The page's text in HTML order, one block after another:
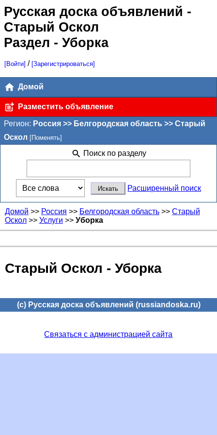
Русская доска объявлений -
Старый Оскол
Раздел - Уборка
[Войти] / [Зарегистрироваться]
Домой
Разместить объявление
Регион: Россия >> Белгородская область >> Старый
Оскол [Поменять]
Поиск по разделу
Расширенный поиск
Домой >> Россия >> Белгородская область >> Старый
Оскол >> Услуги >> Уборка
Старый Оскол - Уборка
(c) Русская доска объявлений (russiandoska.ru)
Связаться с администрацией сайта